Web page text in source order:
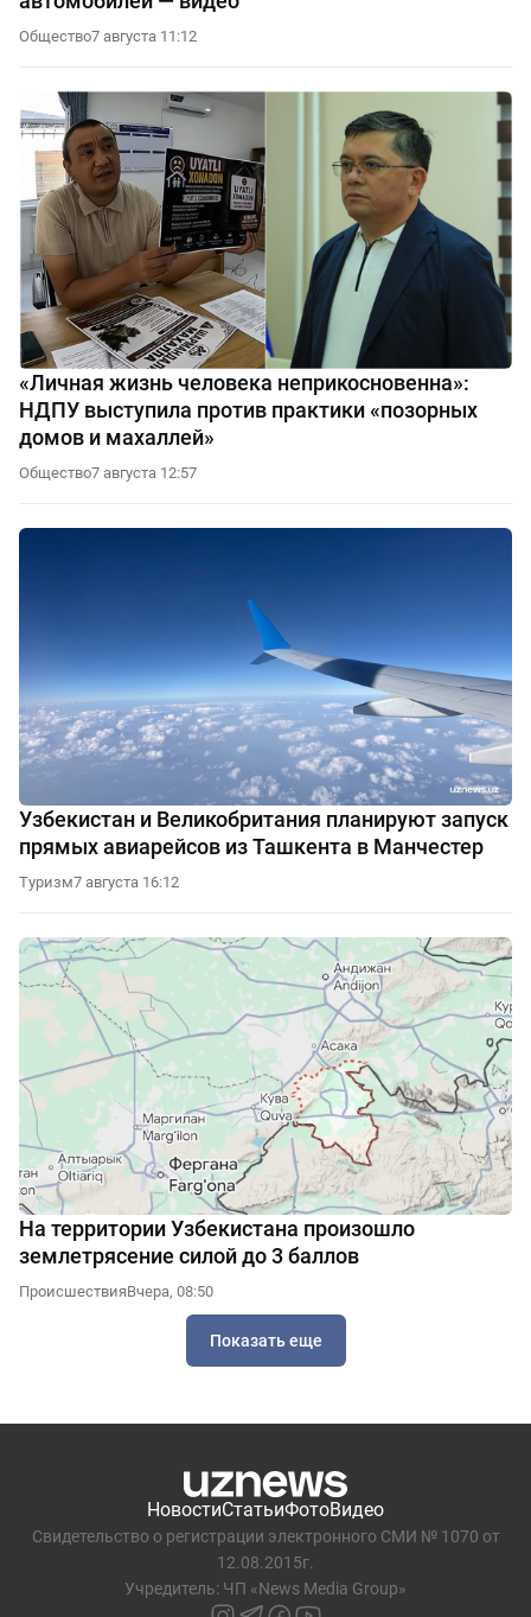
Общество7 августа 11:12
«Личная жизнь человека неприкосновенна»:
НДПУ выступила против практики «позорных
домов и махаллей»
Общество7 августа 12:57
Узбекистан и Великобритания планируют запуск
прямых авиарейсов из Ташкента в Манчестер
Туризм7 августа 16:12
На территории Узбекистана произошло
землетрясение силой до 3 баллов
ПроисшествияВчера, 08:50
Показать еще
НовостиСтатьиФотоВидео
Свидетельство о регистрации электронного СМИ № 1070 от
12.08.2015г.
Учредитель: ЧП «News Media Group»